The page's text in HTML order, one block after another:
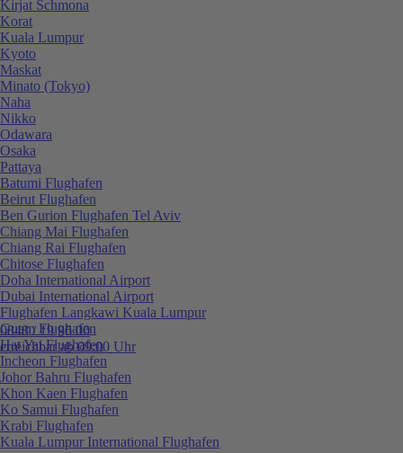
0848 / 19 96 00
erreichbar ab 09:00 Uhr
Kirjat Schmona
Korat
Kuala Lumpur
Kyoto
Maskat
Minato (Tokyo)
Naha
Nikko
Odawara
Osaka
Pattaya
Batumi Flughafen
Beirut Flughafen
Ben Gurion Flughafen Tel Aviv
Chiang Mai Flughafen
Chiang Rai Flughafen
Chitose Flughafen
Doha International Airport
Dubai International Airport
Flughafen Langkawi Kuala Lumpur
Guam Flughafen
Hat Yai Flughafen
Incheon Flughafen
Johor Bahru Flughafen
Khon Kaen Flughafen
Ko Samui Flughafen
Krabi Flughafen
Kuala Lumpur International Flughafen